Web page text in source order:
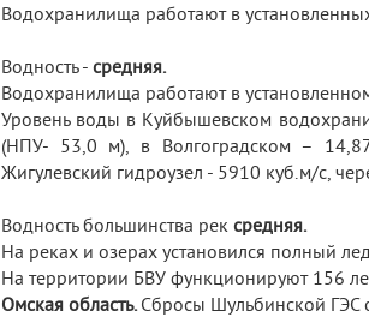
Водохранилища работают в
Водность - средняя.
Водохранилища работают в
Уровень воды в Куйбышевском
(НПУ- 53,0 м), в Волгоградском –
Жигулевский гидроузел - 5910 куб.м/с,
Водность большинства рек средняя.
На реках и озерах установился полный
На территории БВУ функционируют 156
Омская область.Сбросы Шульбинской ГЭС